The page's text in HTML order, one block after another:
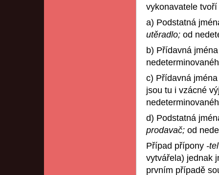
vykonavatele
a) Podstatná
utěradlo; od
b) Přídavná
c) Přídavná
jsou tu i vzácné
d) Podstatná
prodavač; od
Případ přípony -
vytvářela) jednak
prvním případě